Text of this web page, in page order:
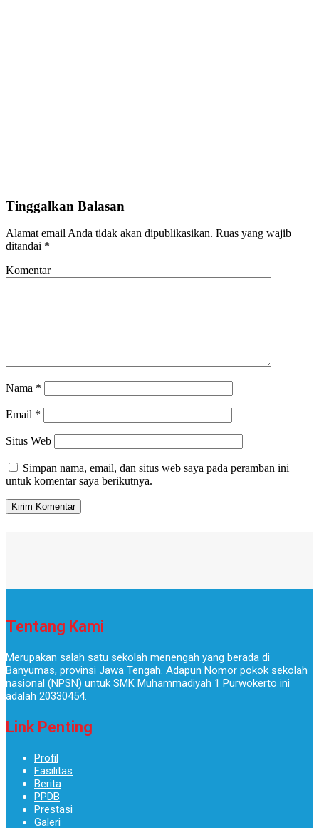
Tinggalkan Balasan
Alamat email Anda tidak akan dipublikasikan. Ruas yang wajib
ditandai *
Komentar
Nama *
Email *
Situs Web
Simpan nama, email, dan situs web saya pada peramban ini
untuk komentar saya berikutnya.
Tentang Kami
Merupakan salah satu sekolah menengah yang berada di
Banyumas, provinsi Jawa Tengah. Adapun Nomor pokok sekolah
nasional (NPSN) untuk SMK Muhammadiyah 1 Purwokerto ini
adalah 20330454.
Link Penting
Profil
Fasilitas
Berita
PPDB
Prestasi
Galeri